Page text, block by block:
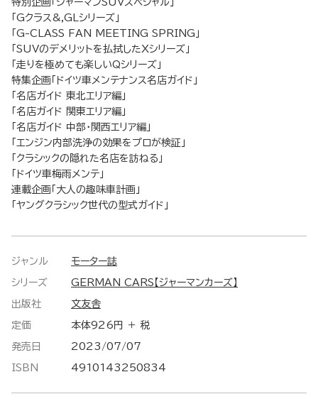
特別企画「ジャーマンSUVスペシャル」
「Gクラス&,GLシリーズ」
「G-CLASS FAN MEETING SPRING」
「SUVのデメリットを払拭したXシリーズ」
「走りを極めても楽しいQシリーズ」
特集企画「ドイツ車メンテナンス名店ガイド」
「名店ガイド 東北エリア編」
「名店ガイド 関東エリア編」
「名店ガイド 中部・関西エリア編」
「エンジン内部洗浄の効果をプロが検証」
「クラシックの隠れた名店を訪ねる」
「ドイツ車梅雨メンテ」
連載企画「大人の趣味車計画」
「ヤングクラシック世代の型式ガイド」
ジャンル モーター誌
シリーズ GERMAN CARS【ジャーマンカーズ】
出版社 文友舎
定価 本体926円 ＋ 税
発売日 2023/07/07
ISBN 4910143250834